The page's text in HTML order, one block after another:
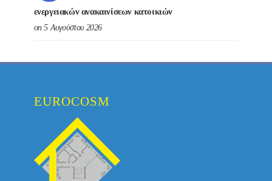
ενεργειακών ανακαινίσεων κατοικιών
on 5 Αυγούστου 2026
EUROCOSM